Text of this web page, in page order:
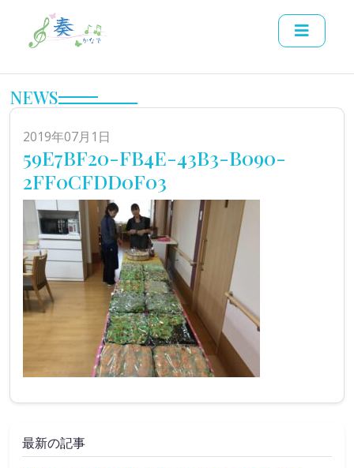
NEWS
2019年07月1日
59E7BF20-FB4E-43B3-B090-
2FF0CFDD0F03
最新の記事